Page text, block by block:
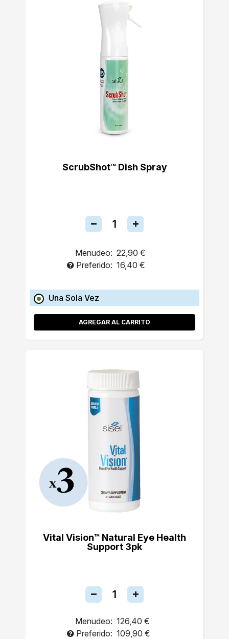
ScrubShot™ Dish Spray
Menudeo: 22,90 €
Preferido: 16,40 €
Una Sola Vez
AGREGAR AL CARRITO
Vital Vision™ Natural Eye Health
Support 3pk
Menudeo: 126,40 €
Preferido: 109,90 €